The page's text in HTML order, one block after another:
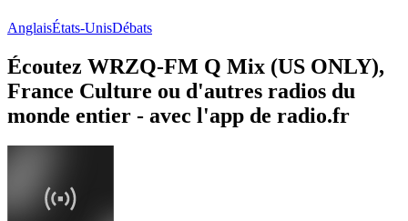
AnglaisÉtats-UnisDébats
Écoutez WRZQ-FM Q Mix (US ONLY),
France Culture ou d'autres radios du
monde entier - avec l'app de radio.fr